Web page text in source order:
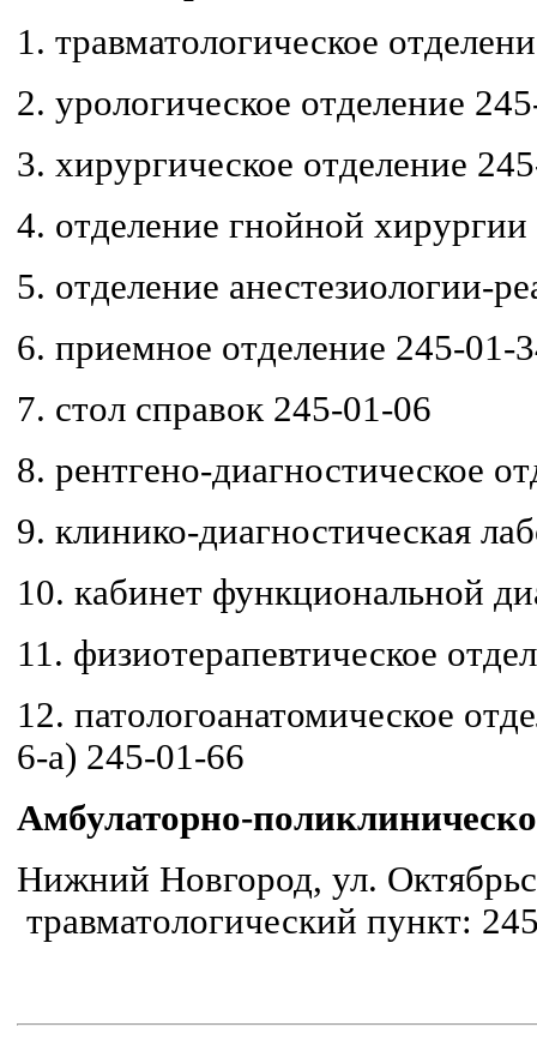
1. травматологическое
2. урологическое отделение
3. хирургическое отделение
4. отделение гнойной
5. отделение анестезиологии-
6. приемное отделение 245-01-
7. стол справок 245-01-06
8. рентгено-диагностическое
9. клинико-диагностическая
10. кабинет функциональной
11. физиотерапевтическое
12. патологоанатомическое
6-а) 245-01-66
Амбулаторно-
Нижний Новгород, ул.
травматологический пункт: